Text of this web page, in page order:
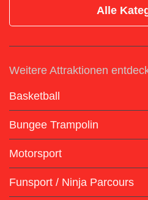
Alle
Weitere Attraktionen
Basketball
Bungee Trampolin
Motorsport
Funsport / Ninja Parcours